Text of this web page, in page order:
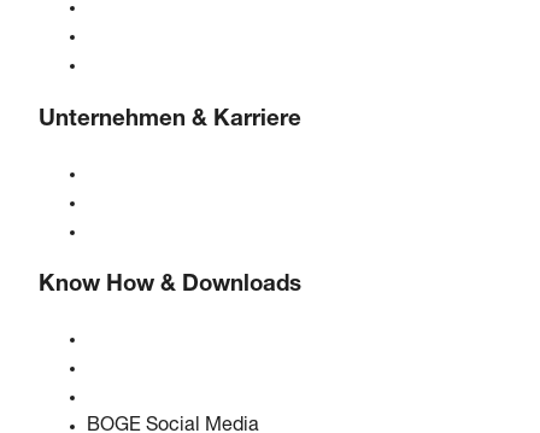
Unternehmen & Karriere
Know How & Downloads
BOGE Social Media